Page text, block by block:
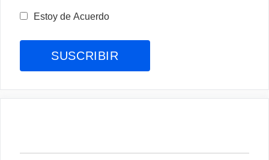
Estoy de Acuerdo